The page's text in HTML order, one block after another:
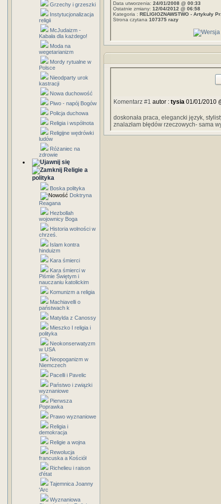
Grzechy i grzeszki
Instytucjonalizacja
religii
McJudaizm -
Kabała dla każdego!
Moda na
wegetarianizm
Mordy rytualne w
Polsce
Nieodparty urok
kastracji
Nowa duchowość
Piwo - napój Bogów
Policja duchowa
Religia i wspólnota
Religijne wędrówki
ludów
Różaniec na
zdrowie
Religie a
polityka
Boska polityka
Doktryna
Reagana
Hezbollah
wojownicy Boga
Historia wolności w
chrześ.
Islam kontra
hinduizm
Kara śmierci
Kara śmierci w
Piśmie Świętym i
nauczaniu katolickim
Komunizm a religia
Machiavelli o
państwach k
Matylda z Canossy
Mieszko I religia i
polityka
Neokonserwatyzm
w USA
Neopoganizm w
Niemczech
Pacelli i Pavelic
Państwo i związki
wyznaniowe
Pierwsza
Poprawka
Prawo wyznaniowe
Religia i
demokracja
Religie a wojna
Rewolucja
francuska a Kościół
Richelieu i raison
d'état
Tajemnica Joanny
'Arc
Wyznaniowa
Data utworzenia: 24/01/2008 @ 00:33
Ostatnie zmiany: 12/04/2012 @ 06:58
Kategoria : RELIGIOZNAWSTWO - Artykuły
Strona czytana 107375 razy
Komentarz #1 autor : tysia 01/01/2010
doskonała praca, elegancki język,
znalazłam błędów rzeczowych- sama